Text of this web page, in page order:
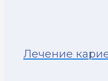
Лечение